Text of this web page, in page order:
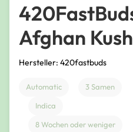
Afghan
Hersteller: 420fastbuds
Automatic
3 Samen
Indica
8 Wochen oder weniger